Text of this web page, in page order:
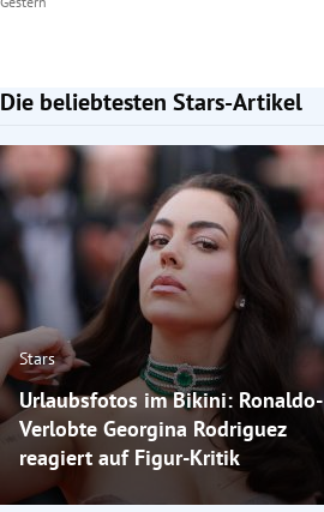
Die beliebtesten Stars-Artikel
Slide 1 von 7
Stars
Urlaubsfotos im Bikini: Ronaldo-
Verlobte Georgina Rodriguez
reagiert auf Figur-Kritik